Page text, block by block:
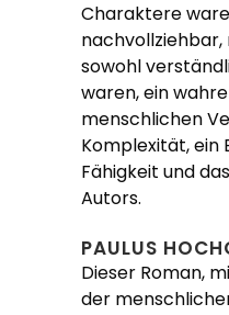
Charaktere
sowohl
waren, ein
menschlichen
Komplexität, ein
Fähigkeit und
Autors.
PAULUS
Dieser Roman,
der